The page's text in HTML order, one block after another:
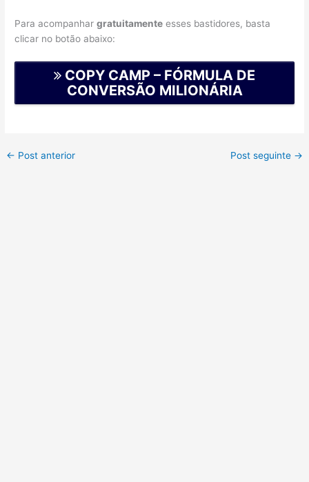
Para acompanhargratuitamente esses bastidores, basta
clicar no botão abaixo:
COPY CAMP – FÓRMULA DE
CONVERSÃO MILIONÁRIA
← Post anterior Post seguinte →